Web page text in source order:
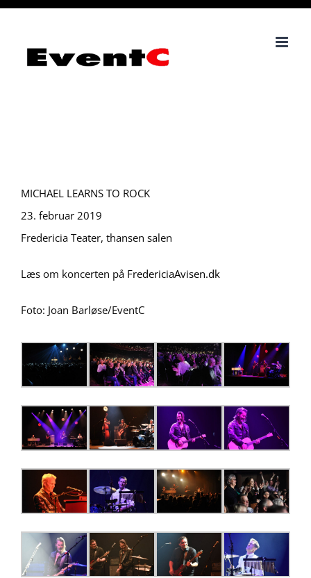
content
MICHAEL LEARNS TO ROCK
23. februar 2019
Fredericia Teater, thansen salen
Læs om koncerten på FredericiaAvisen.dk
Foto: Joan Barløse/EventC